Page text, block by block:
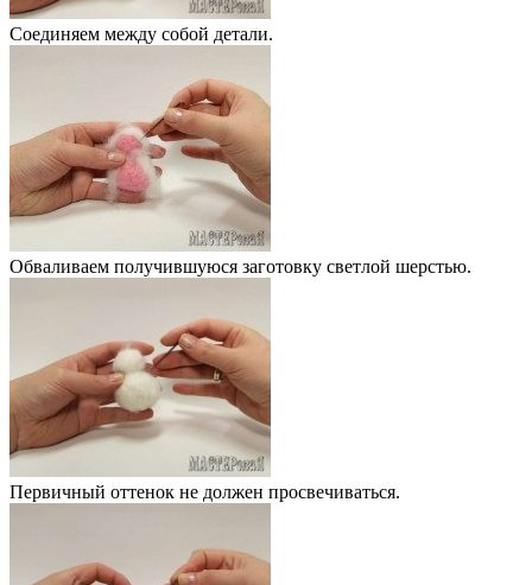
Соединяем между собой детали.
Обваливаем получившуюся заготовку светлой шерстью.
Первичный оттенок не должен просвечиваться.